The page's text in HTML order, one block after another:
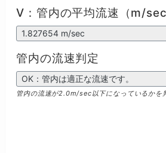
V：管内の平均流速（m/sec
管内の流速判定
管内の流速が2.0m/sec以下になっているかを